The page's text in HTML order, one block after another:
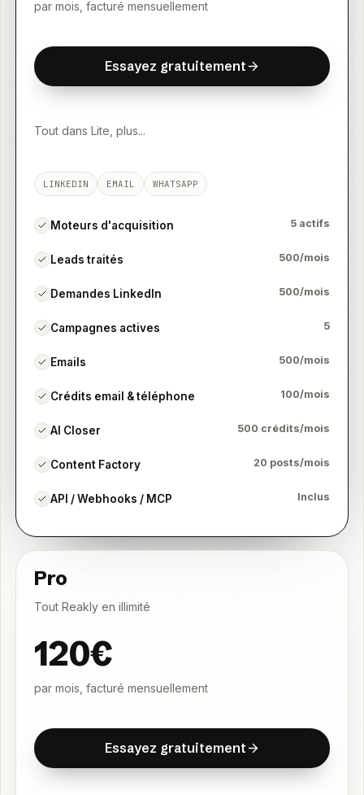
par mois, facturé mensuellement
Essayez gratuitement
Essayez gratuitement
Essayez gratuitement
Tout dans Lite, plus...
LINKEDIN EMAIL WHATSAPP
Moteurs d'acquisition 5 actifs
Leads traités 500/mois
Demandes LinkedIn 500/mois
Campagnes actives 5
Emails 500/mois
Crédits email & téléphone 100/mois
AI Closer 500 crédits/mois
Content Factory 20 posts/mois
API / Webhooks / MCP Inclus
Pro
Tout Reakly en illimité
120€
par mois, facturé mensuellement
Essayez gratuitement
Essayez gratuitement
Essayez gratuitement